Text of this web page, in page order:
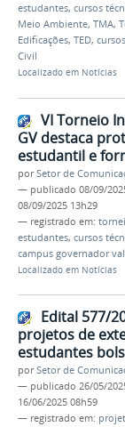
estudantes, cursos
Meio Ambiente, TMA,
Edificações, TED,
Civil
Localizado em Notícias
VI Torneio
GV destaca
estudantil e
porSetor de
— publicado 08/09/
08/09/2025 13h29
— registrado em:
estudantes, cursos
campus governador
Localizado em Notícias
Edital 577/
projetos de
estudantes
porSetor de
— publicado 26/05/
16/06/2025 08h59
— registrado em: